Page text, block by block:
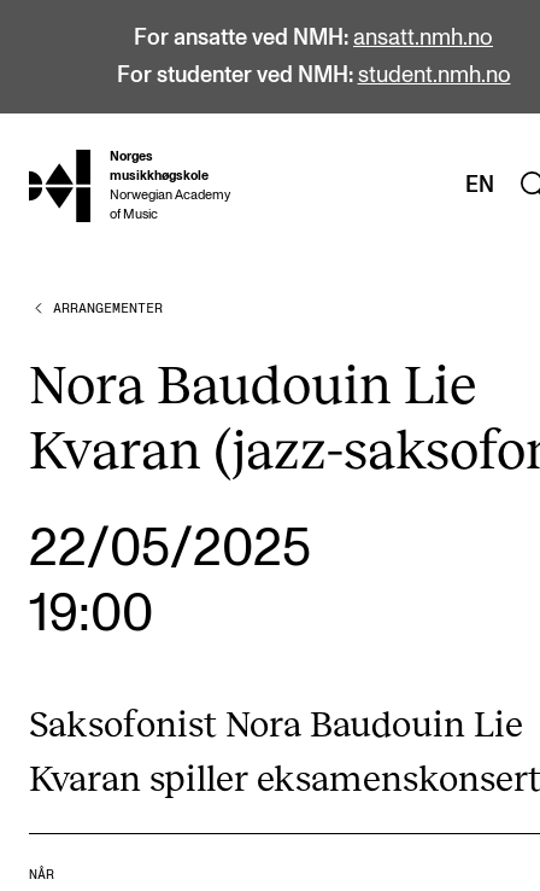
For ansatte ved NMH: ansatt.nmh.no
For studenter ved NMH: student.nmh.no
hjem
Norges
musikkhøgskole
Norwegian Academy
of Music
EN
STUDIER
Bachelor
Master
Årsstudium og videreutdanning
Talentutvikling
STUDENTLIV
Biblioteket
Fagmiljøer
Salane våre
ARRANGEMENTER
Nora Baudouin Lie
Kvaran (jazz-
22/05/2025
19:00
Saksofonist Nora Baudouin Lie
Kvaran spiller
NÅR